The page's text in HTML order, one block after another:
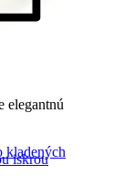
iskrou
elegantnú
kladených